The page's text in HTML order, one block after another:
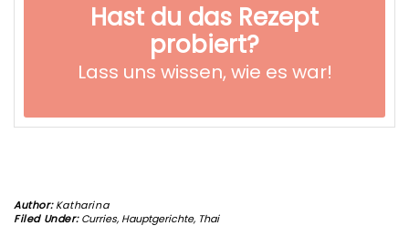
Hast du das Rezept
probiert?
Lass uns wissen, wie es war!
Author:Katharina
Filed Under:Curries, Hauptgerichte, Thai